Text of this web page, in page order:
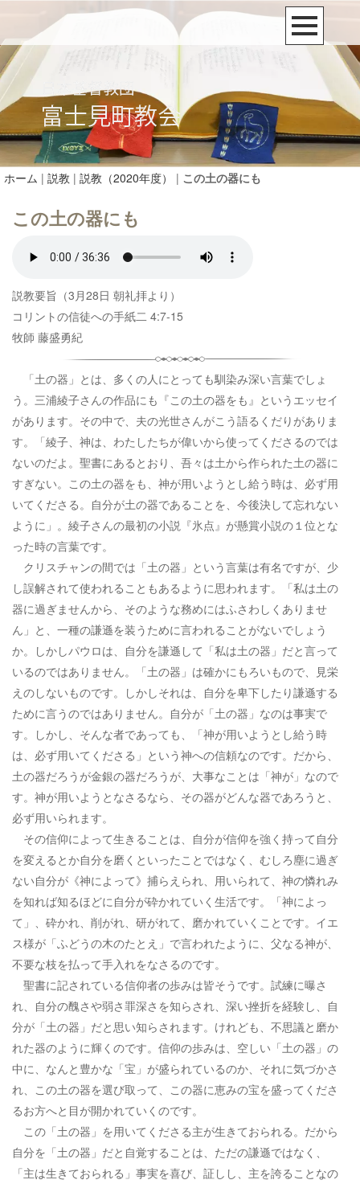
ホーム | 説教 | 説教（2020年度） | この土の器にも
この土の器にも
説教要旨（3月28日 朝礼拝より）
コリントの信徒への手紙二 4:7-15
牧師 藤盛勇紀
「土の器」とは、多くの人にとっても馴染み深い言葉でしょ
う。三浦綾子さんの作品にも『この土の器をも』というエッセイ
があります。その中で、夫の光世さんがこう語るくだりがありま
す。「綾子、神は、わたしたちが偉いから使ってくださるのでは
ないのだよ。聖書にあるとおり、吾々は土から作られた土の器に
すぎない。この土の器をも、神が用いようとし給う時は、必ず用
いてくださる。自分が土の器であることを、今後決して忘れない
ように」。綾子さんの最初の小説『氷点』が懸賞小説の１位とな
った時の言葉です。
クリスチャンの間では「土の器」という言葉は有名ですが、少
し誤解されて使われることもあるように思われます。「私は土の
器に過ぎませんから、そのような務めにはふさわしくありませ
ん」と、一種の謙遜を装うために言われることがないでしょう
か。しかしパウロは、自分を謙遜して「私は土の器」だと言って
いるのではありません。「土の器」は確かにもろいもので、見栄
えのしないものです。しかしそれは、自分を卑下したり謙遜する
ために言うのではありません。自分が「土の器」なのは事実で
す。しかし、そんな者であっても、「神が用いようとし給う時
は、必ず用いてくださる」という神への信頼なのです。だから、
土の器だろうが金銀の器だろうが、大事なことは「神が」なので
す。神が用いようとなさるなら、その器がどんな器であろうと、
必ず用いられます。
その信仰によって生きることは、自分が信仰を強く持って自分
を変えるとか自分を磨くといったことではなく、むしろ塵に過ぎ
ない自分が《神によって》捕らえられ、用いられて、神の憐れみ
を知れば知るほどに自分が砕かれていく生活です。「神によっ
て」、砕かれ、削がれ、研がれて、磨かれていくことです。イエ
ス様が「ふどうの木のたとえ」で言われたように、父なる神が、
不要な枝を払って手入れをなさるのです。
聖書に記されている信仰者の歩みは皆そうです。試練に曝さ
れ、自分の醜さや弱さ罪深さを知らされ、深い挫折を経験し、自
分が「土の器」だと思い知らされます。けれども、不思議と磨か
れた器のように輝くのです。信仰の歩みは、空しい「土の器」の
中に、なんと豊かな「宝」が盛られているのか、それに気づかさ
れ、この土の器を選び取って、この器に恵みの宝を盛ってくださ
るお方へと目が開かれていくのです。
この「土の器」を用いてくださる主が生きておられる。だから
自分を「土の器」だと自覚することは、ただの謙遜ではなく、
「主は生きておられる」事実を喜び、証しし、主を誇ることなの